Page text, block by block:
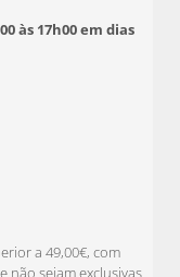
às 17h00 em dias
a 49,00€, com
não sejam exclusivas